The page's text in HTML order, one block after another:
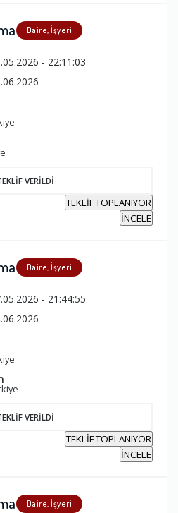
Daire, İşyeri
- 22:11:03
VERİLDİ
TEKLİF TOPLANIYOR
İNCELE
Daire, İşyeri
- 21:44:55
VERİLDİ
TEKLİF TOPLANIYOR
İNCELE
Daire, İşyeri